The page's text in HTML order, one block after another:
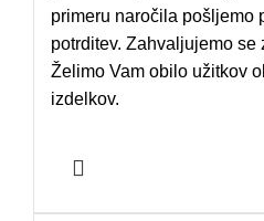
primeru naročila pošljemo
potrditev. Zahvaljujemo se
Želimo Vam obilo užitkov
izdelkov.